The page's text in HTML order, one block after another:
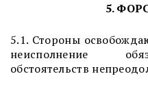
5.
5.1. Стороны
неисполнение
обстоятельств